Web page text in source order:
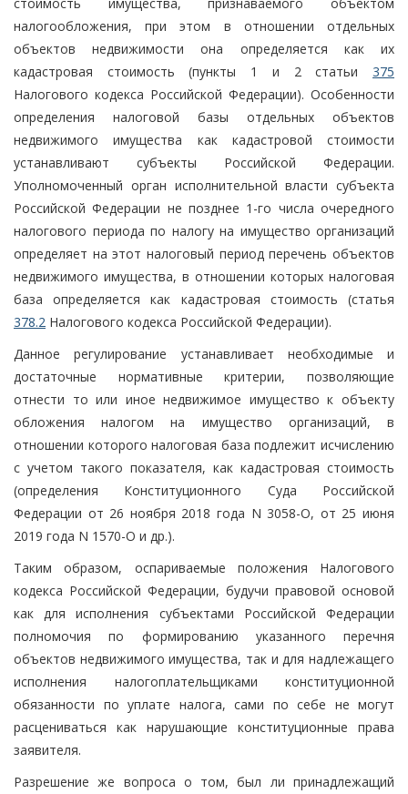
налогообложения, при этом в отношении отдельных
объектов недвижимости она определяется как их
кадастровая стоимость (пункты 1 и 2 статьи 375
Налогового кодекса Российской Федерации). Особенности
определения налоговой базы отдельных объектов
недвижимого имущества как кадастровой стоимости
устанавливают субъекты Российской Федерации.
Уполномоченный орган исполнительной власти субъекта
Российской Федерации не позднее 1-го числа очередного
налогового периода по налогу на имущество организаций
определяет на этот налоговый период перечень объектов
недвижимого имущества, в отношении которых налоговая
база определяется как кадастровая стоимость (статья
378.2 Налогового кодекса Российской Федерации).
Данное регулирование устанавливает необходимые и
достаточные нормативные критерии, позволяющие
отнести то или иное недвижимое имущество к объекту
обложения налогом на имущество организаций, в
отношении которого налоговая база подлежит исчислению
с учетом такого показателя, как кадастровая стоимость
(определения Конституционного Суда Российской
Федерации от 26 ноября 2018 года N 3058-О, от 25 июня
2019 года N 1570-О и др.).
Таким образом, оспариваемые положения Налогового
кодекса Российской Федерации, будучи правовой основой
как для исполнения субъектами Российской Федерации
полномочия по формированию указанного перечня
объектов недвижимого имущества, так и для надлежащего
исполнения налогоплательщиками конституционной
обязанности по уплате налога, сами по себе не могут
расцениваться как нарушающие конституционные права
заявителя.
Разрешение же вопроса о том, был ли принадлежащий